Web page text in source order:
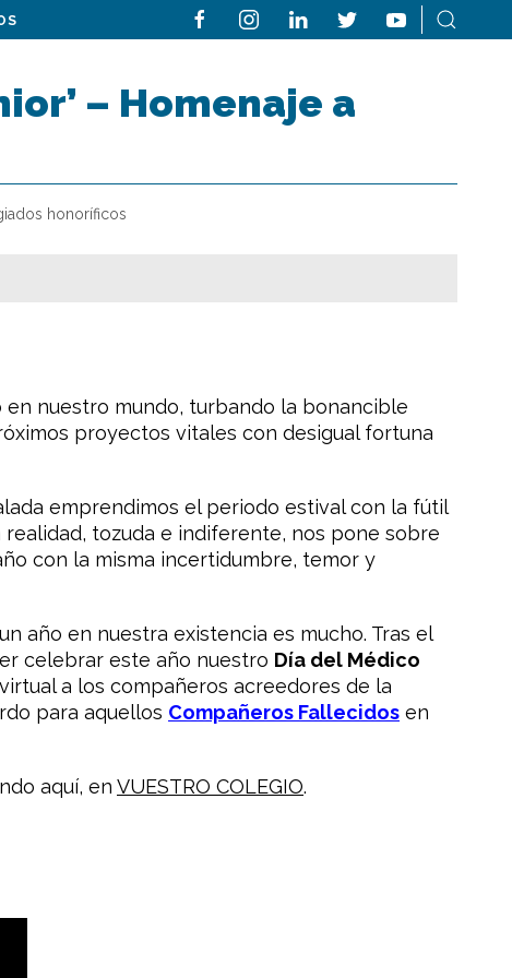
– Homenaje a
honoríficos
en nuestro mundo, turbando la bonancible
proyectos vitales con desigual fortuna
emprendimos el periodo estival con la fútil
tozuda e indiferente, nos pone sobre
con la misma incertidumbre, temor y
año en nuestra existencia es mucho. Tras el
celebrar este año nuestro Día del Médico
a los compañeros acreedores de la
para aquellos Compañeros Fallecidos en
aquí, en VUESTRO COLEGIO.